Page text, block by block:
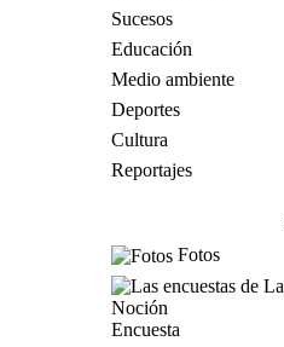
Sucesos
Educación
Medio ambiente
Deportes
Cultura
Reportajes
Fotos
Encuesta